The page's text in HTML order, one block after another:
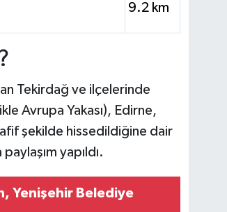
9.2 km
Tekirdağ ve ilçelerinde
Avrupa Yakası), Edirne,
şekilde hissedildiğine dair
yapıldı.
Yenişehir Belediye